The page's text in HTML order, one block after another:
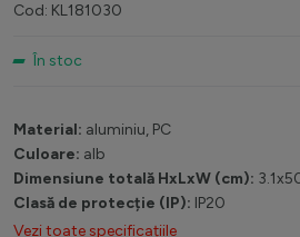
Cod: KL181030
În stoc
Material: aluminiu, PC
Culoare: alb
Dimensiune totală HxLxW (cm):
Clasă de protecție (IP): IP20
Vezi toate specificațiile